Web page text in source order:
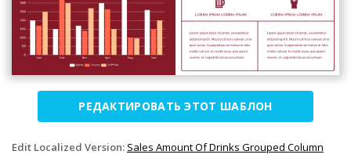
РЕДАКТИРОВАТЬ ЭТОТ ШАБЛОН
Edit Localized Version: Sales Amount Of Drinks Grouped Column